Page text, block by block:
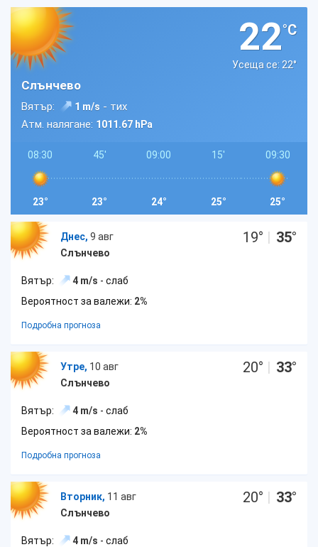
22°C
Усеща се: 22°
Слънчево
Вятър: 1 m/s - тих
Атм. налягане: 1011.67 hPa
08:30
23°
45'
23°
09:00
24°
15'
25°
09:30
25°
Днес, 9 авг
Слънчево
19° | 35°
Вятър: 4 m/s - слаб
Вероятност за валежи: 2%
Подробна прогноза
Утре, 10 авг
Слънчево
20° | 33°
Вятър: 4 m/s - слаб
Вероятност за валежи: 2%
Подробна прогноза
Вторник, 11 авг
Слънчево
20° | 33°
Вятър: 4 m/s - слаб